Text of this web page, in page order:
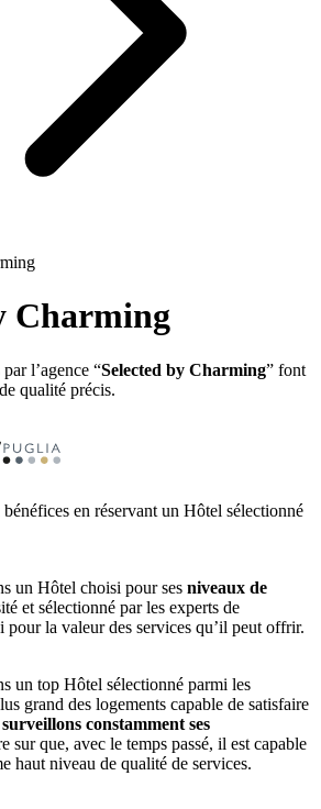
Charming
l’agence “Selected by Charming” font
qualité précis.
en réservant un Hôtel sélectionné
un Hôtel choisi pour ses niveaux de
et sélectionné par les experts de
la valeur des services qu’il peut offrir.
un top Hôtel sélectionné parmi les
grand des logements capable de satisfaire
constamment ses
sur que, avec le temps passé, il est capable
haut niveau de qualité de services.